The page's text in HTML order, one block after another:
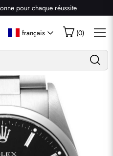
pour chaque réussite
français (0)
article sont autorisés à